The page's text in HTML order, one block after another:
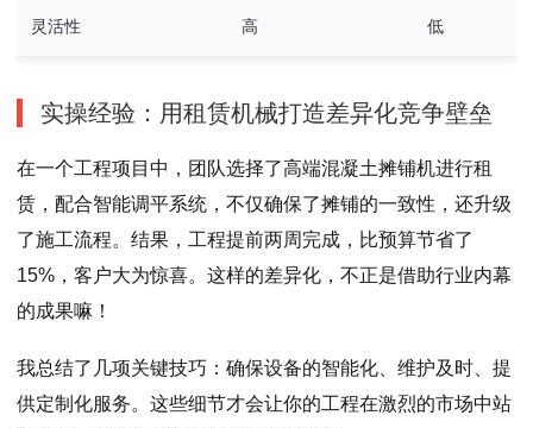
灵活性 高 低
实操经验：用租赁机械打造差异化竞争壁垒
在一个工程项目中，团队选择了高端混凝土摊铺机进行租
赁，配合智能调平系统，不仅确保了摊铺的一致性，还升级
了施工流程。结果，工程提前两周完成，比预算节省了
15%，客户大为惊喜。这样的差异化，不正是借助行业内幕
的成果嘛！
我总结了几项关键技巧：确保设备的智能化、维护及时、提
供定制化服务。这些细节才会让你的工程在激烈的市场中站